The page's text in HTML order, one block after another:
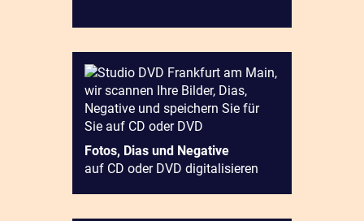
Fotos, Dias und Negative
auf CD oder DVD digitalisieren